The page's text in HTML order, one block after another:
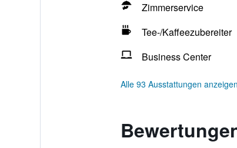
Zimmerservice
Tee-/Kaffeezubereiter
Business Center
Alle 93 Ausstattungen anzeigen